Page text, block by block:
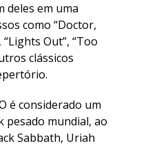
deles em uma
como “Doctor,
Out”, “Too
clássicos
é considerado um
pesado mundial, ao
Sabbath, Uriah